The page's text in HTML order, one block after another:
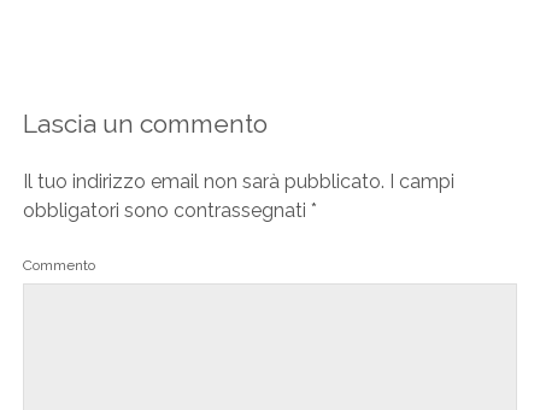
Lascia un commento
Il tuo indirizzo email non sarà pubblicato. I campi
obbligatori sono contrassegnati *
Commento